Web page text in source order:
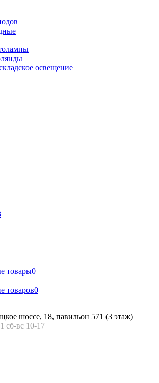
освещение
товары0
товаров0
шоссе, 18, павильон 571 (3 этаж)
сб-вс 10-17